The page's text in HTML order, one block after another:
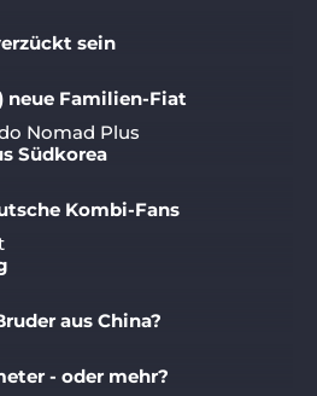
sein
neue Familien-Fiat
Nomad Plus
Südkorea
Kombi-Fans
aus China?
- oder mehr?